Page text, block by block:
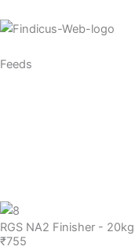
Feeds
RGS NA2 Finisher - 20kg
₹755